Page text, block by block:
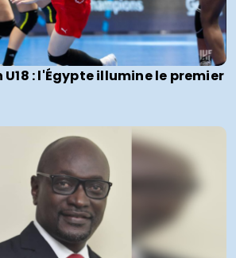
: l'Égypte illumine le premier